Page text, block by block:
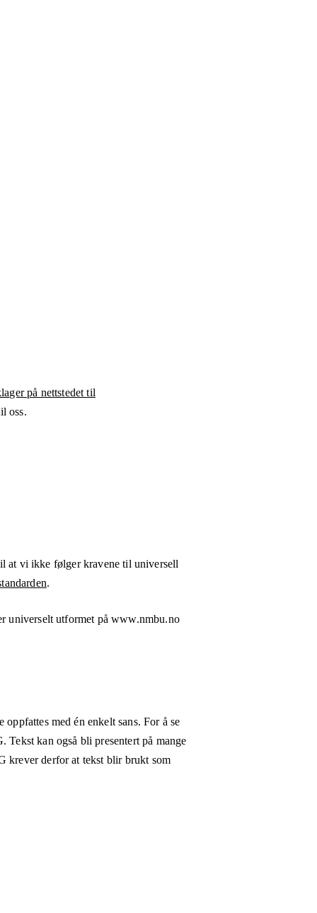
på nettstedet til
oss.
at vi ikke følger kravene til universell
.
universelt utformet påwww.nmbu.no
med én enkelt sans. For å se
kan også bli presentert på mange
krever derfor at tekst blir brukt som